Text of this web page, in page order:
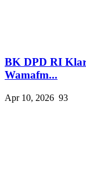
BK DPD RI
Wamafm...
Apr 10, 2026 93